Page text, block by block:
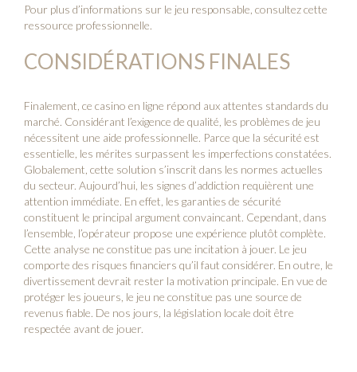
Pour plus d’informations sur le jeu responsable, consultezcette
ressource professionnelle.
CONSIDÉRATIONS FINALES
Finalement, ce casino en ligne répond aux attentes standards du
marché. Considérant l’exigence de qualité, les problèmes de jeu
nécessitent une aide professionnelle. Parce que la sécurité est
essentielle, les mérites surpassent les imperfections constatées.
Globalement, cette solution s’inscrit dans les normes actuelles
du secteur. Aujourd’hui, les signes d’addiction requièrent une
attention immédiate. En effet, les garanties de sécurité
constituent le principal argument convaincant. Cependant, dans
l’ensemble, l’opérateur propose une expérience plutôt complète.
Cette analyse ne constitue pas une incitation à jouer. Le jeu
comporte des risques financiers qu’il faut considérer. En outre, le
divertissement devrait rester la motivation principale. En vue de
protéger les joueurs, le jeu ne constitue pas une source de
revenus fiable. De nos jours, la législation locale doit être
respectée avant de jouer.